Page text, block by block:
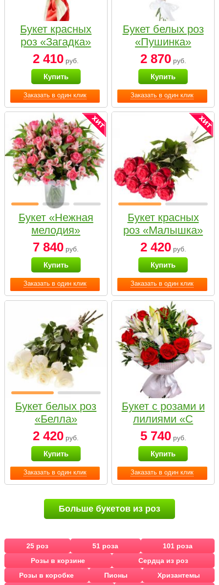
Заказать в один клик
Букет красных
роз «Загадка»
2 410 руб.
Купить
Заказать в один клик
Букет белых роз
«Пушинка»
2 870руб.
Купить
Заказать в один клик
Букет «Нежная
мелодия»
7 840 руб.
Купить
Заказать в один клик
Букет красных
роз «Малышка»
2 420руб.
Купить
Заказать в один клик
Букет белых роз
«Белла»
2 420 руб.
Купить
Заказать в один клик
Букет с розами и
лилиями «С
наилучшими
пожеланиями»
5 740руб.
Купить
Больше букетов из роз
25 роз 51 роза
101 роза
Розы в корзине
Сердца из роз
Розы в коробке
Пионы
Хризантемы